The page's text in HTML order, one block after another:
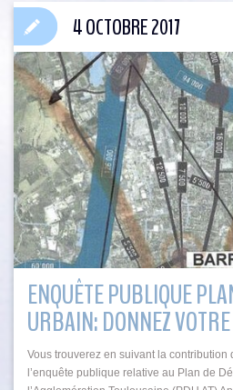
ENQUÊTE PUBLIQUE
URBAIN: DONNEZ
Vous trouverez en suivant la contribution
l’enquête publique relative au Plan de
4 OCTOBRE 2017